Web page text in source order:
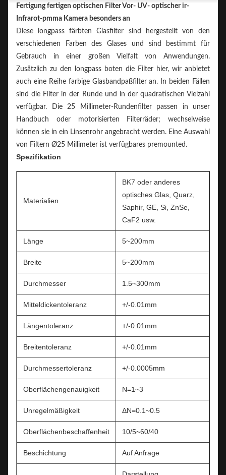
Fertigung fertigen optischen Filter Vor- UV- optischer ir-
Infrarot-pmma Kamera besonders an
Diese longpass färbten Glasfilter sind hergestellt von den
verschiedenen Farben des Glases und sind bestimmt für
Gebrauch in einer großen Vielfalt von Anwendungen.
Zusätzlich zu den longpass boten die Filter hier, wir anbietet
auch eine Reihe farbige Glasbandpaßfilter an. In beiden Fällen
sind die Filter in der Runde und in der quadratischen Vielzahl
verfügbar. Die 25 Millimeter-Rundenfilter passen in unser
Handbuch oder motorisierten Filterräder; wechselweise
können sie in ein Linsenrohr angebracht werden. Eine Auswahl
von Filtern Ø25 Millimeter ist verfügbares premounted.
Spezifikation
Materialien
BK7 oder anderes
optisches Glas, Quarz,
Saphir, GE, Si, ZnSe,
CaF2 usw.
Länge 5~200mm
Breite 5~200mm
Durchmesser 1.5~300mm
Mitteldickentoleranz +/-0.01mm
Längentoleranz +/-0.01mm
Breitentoleranz +/-0.01mm
Durchmessertoleranz +/-0.0005mm
Oberflächengenauigkeit N=1~3
Unregelmäßigkeit ΔN=0.1~0.5
Oberflächenbeschaffenheit 10/5~60/40
Beschichtung Auf Anfrage